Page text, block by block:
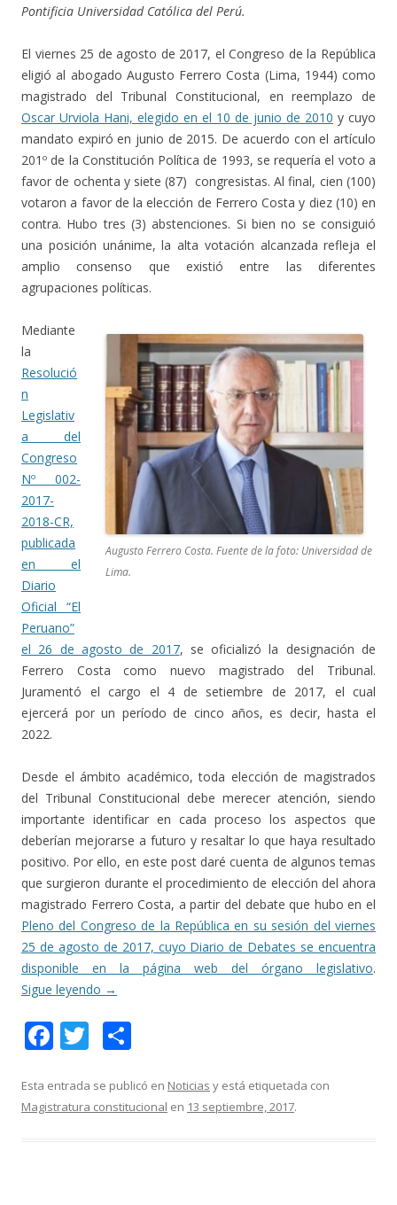
Pontificia Universidad Católica del Perú.
El viernes 25 de agosto de 2017, el Congreso de la República
eligió al abogado Augusto Ferrero Costa (Lima, 1944) como
magistrado del Tribunal Constitucional, en reemplazo de
Oscar Urviola Hani, elegido en el 10 de junio de 2010 y cuyo
mandato expiró en junio de 2015. De acuerdo con el artículo
201º de la Constitución Política de 1993, se requería el voto a
favor de ochenta y siete (87) congresistas. Al final, cien (100)
votaron a favor de la elección de Ferrero Costa y diez (10) en
contra. Hubo tres (3) abstenciones. Si bien no se consiguió
una posición unánime, la alta votación alcanzada refleja el
amplio consenso que existió entre las diferentes
agrupaciones políticas.
Augusto Ferrero Costa. Fuente de la foto: Universidad de
Lima.
Mediante
la
Resolució
n
Legislativ
a del
Congreso
Nº 002-
2017-
2018-CR,
publicada
en el
Diario
Oficial “El
Peruano”
el 26 de agosto de 2017, se oficializó la designación de
Ferrero Costa como nuevo magistrado del Tribunal.
Juramentó el cargo el 4 de setiembre de 2017, el cual
ejercerá por un período de cinco años, es decir, hasta el
2022.
Desde el ámbito académico, toda elección de magistrados
del Tribunal Constitucional debe merecer atención, siendo
importante identificar en cada proceso los aspectos que
deberían mejorarse a futuro y resaltar lo que haya resultado
positivo. Por ello, en este post daré cuenta de algunos temas
que surgieron durante el procedimiento de elección del ahora
magistrado Ferrero Costa, a partir del debate que hubo en el
Pleno del Congreso de la República en su sesión del viernes
25 de agosto de 2017, cuyo Diario de Debates se encuentra
disponible en la página web del órgano legislativo.
Sigue leyendo →
F
e
b
T
itt
er
m
p
Esta entrada se publicó en Noticias y está etiquetada con
Magistratura constitucional en 13 septiembre, 2017.